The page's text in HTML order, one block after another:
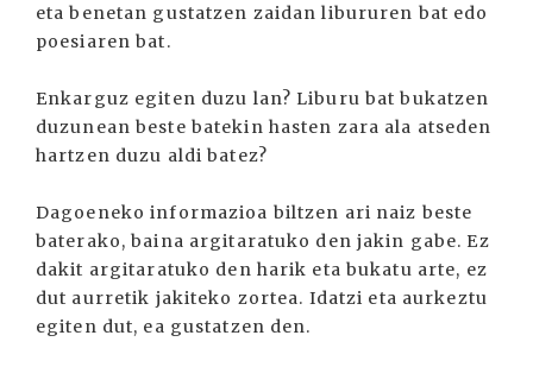
eta benetan gustatzen zaidan libururen bat edo
poesiaren bat.
Enkarguz egiten duzu lan? Liburu bat bukatzen
duzunean beste batekin hasten zara ala atseden
hartzen duzu aldi batez?
Dagoeneko informazioa biltzen ari naiz beste
baterako, baina argitaratuko den jakin gabe. Ez
dakit argitaratuko den harik eta bukatu arte, ez
dut aurretik jakiteko zortea. Idatzi eta aurkeztu
egiten dut, ea gustatzen den.